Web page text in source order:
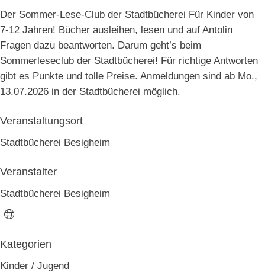
Der Sommer-Lese-Club der Stadtbücherei Für Kinder von
7-12 Jahren! Bücher ausleihen, lesen und auf Antolin
Fragen dazu beantworten. Darum geht’s beim
Sommerleseclub der Stadtbücherei! Für richtige Antworten
gibt es Punkte und tolle Preise. Anmeldungen sind ab Mo.,
13.07.2026 in der Stadtbücherei möglich.
Veranstaltungsort
Stadtbücherei Besigheim
Veranstalter
Stadtbücherei Besigheim
Kinder / Jugend